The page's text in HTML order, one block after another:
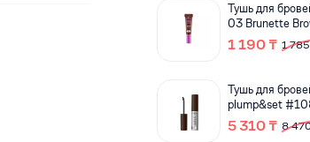
Тушь для
03 Brunette
1 190 ₸ 1
Тушь для
plump&set
5 310 ₸ 8